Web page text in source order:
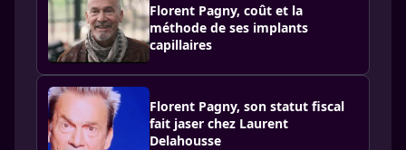
Florent Pagny, coût et la
méthode de ses implants
capillaires
Florent Pagny, son statut fiscal
fait jaser chez Laurent
Delahousse